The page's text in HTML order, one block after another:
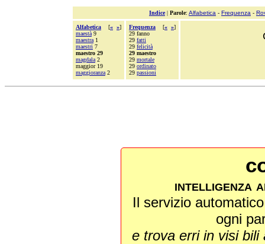
Indice| Parole: Alfabetica - Frequenza -
Alfabetica [« »]
maestà 9
maestra 1
maestri 7
maestro 29
magdala 2
maggior 19
maggioranza 2
Frequenza [« »]
29 fanno
29 fatti
29 felicità
29 maestro
29 mortale
29 ordinato
29 passioni
intelligenza
Il servizio
ogni
e trova erri in visi